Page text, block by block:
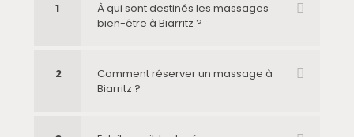
1
À qui sont destinés les massages
bien-être à Biarritz ?
2
Comment réserver un massage à
Biarritz ?